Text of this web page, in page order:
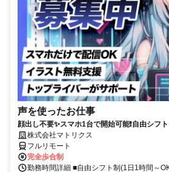
声を使ったお仕事
顔出し不要✨スマホ1台で開始可能❗自由シフ
株式会社マトリクス
フルリモート
完全歩合制
勤務時間詳細 ■自由シフト制(1日1時間～